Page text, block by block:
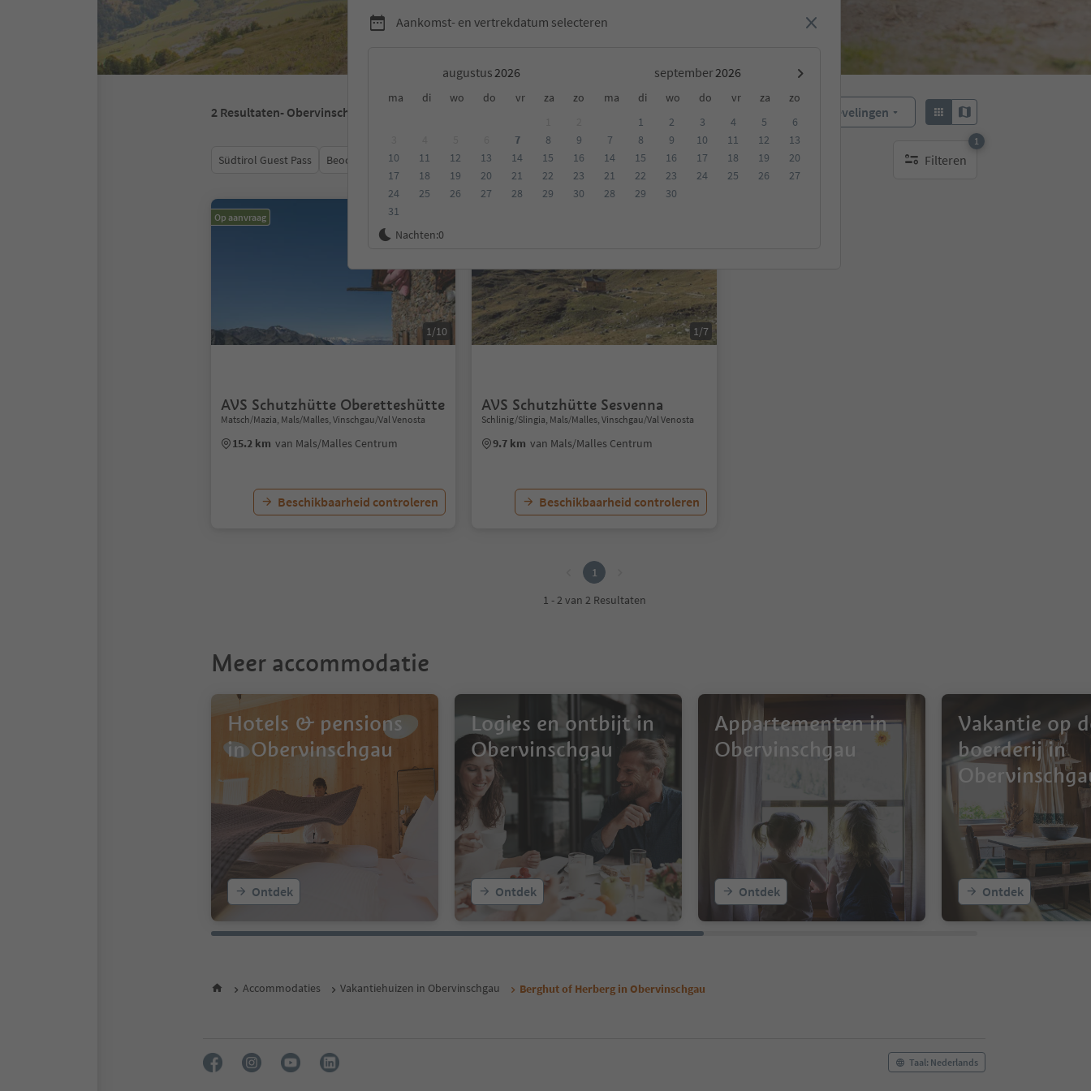
Aankomst- en vertrekdatum selecteren
augustus september
ma di wo do vr za zo ma di wo do vr za
zo
7 8
9
10
11 12 13 14 15
16
17
18 19 20 21 22
23
24
25 26 27 28 29
30
31
1 2 3 4 5
6
7
8 9 10 11 12
13
14
15 16 17 18 19
20
21
22 23 24 25 26
27
28
29 30
Nachten:0
2 Resultaten- Obervinschgau/Alta Val Venosta Aanbevelingen
Südtirol Guest Pass Beoordeling Categorie Type catering Duurzame accommodatie Filteren
1
1 actief filter
Op aanvraag
1/10
AVS Schutzhütte Oberetteshütte
Matsch/Mazia, Mals/Malles, Vinschgau/Val Venosta
15.2 km van Mals/Malles Centrum
Beschikbaarheid controleren
1/7
AVS Schutzhütte Sesvenna
Schlinig/Slingia, Mals/Malles, Vinschgau/Val Venosta
9.7 km van Mals/Malles Centrum
Beschikbaarheid controleren
1
1 - 2 van 2 Resultaten
Meer accommodatie
Hotels & pensions
in Obervinschgau
Ontdek
Logies en ontbijt in
Obervinschgau
Ontdek
Appartementen in
Obervinschgau
Ontdek
Vakantie op
boerderij in
Ontdek
Accommodaties Vakantiehuizen in Obervinschgau Berghut of Herberg in Obervinschgau
Taal: Nederlands